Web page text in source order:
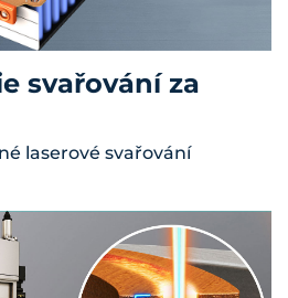
svařování za
laserové svařování